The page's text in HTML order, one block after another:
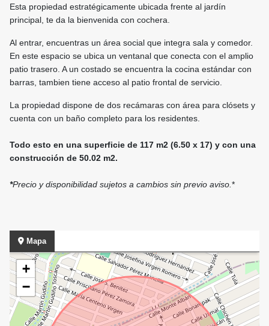
Esta propiedad estratégicamente ubicada frente al jardín
principal, te da la bienvenida con cochera.
Al entrar, encuentras un área social que integra sala y comedor.
En este espacio se ubica un ventanal que conecta con el amplio
patio trasero. A un costado se encuentra la cocina estándar con
barras, tambien tiene acceso al patio frontal de servicio.
La propiedad dispone de dos recámaras con área para clósets y
cuenta con un baño completo para los residentes.
Todo esto en una superficie de 117 m2 (6.50 x 17) y con una
construcción de 50.02 m2.
*Precio y disponibilidad sujetos a cambios sin previo aviso.*
Mapa
+
−